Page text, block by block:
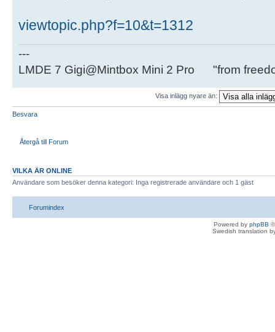
viewtopic.php?f=10&t=1312
---
LMDE 7 Gigi@Mintbox Mini 2 Pro "from
Visa inlägg nyare än:
Besvara
Återgå till Forum
VILKA ÄR ONLINE
Användare som besöker denna kategori: Inga registrerade användare och 1 gäst
Forumindex
Powered by phpBB
Swedish translation